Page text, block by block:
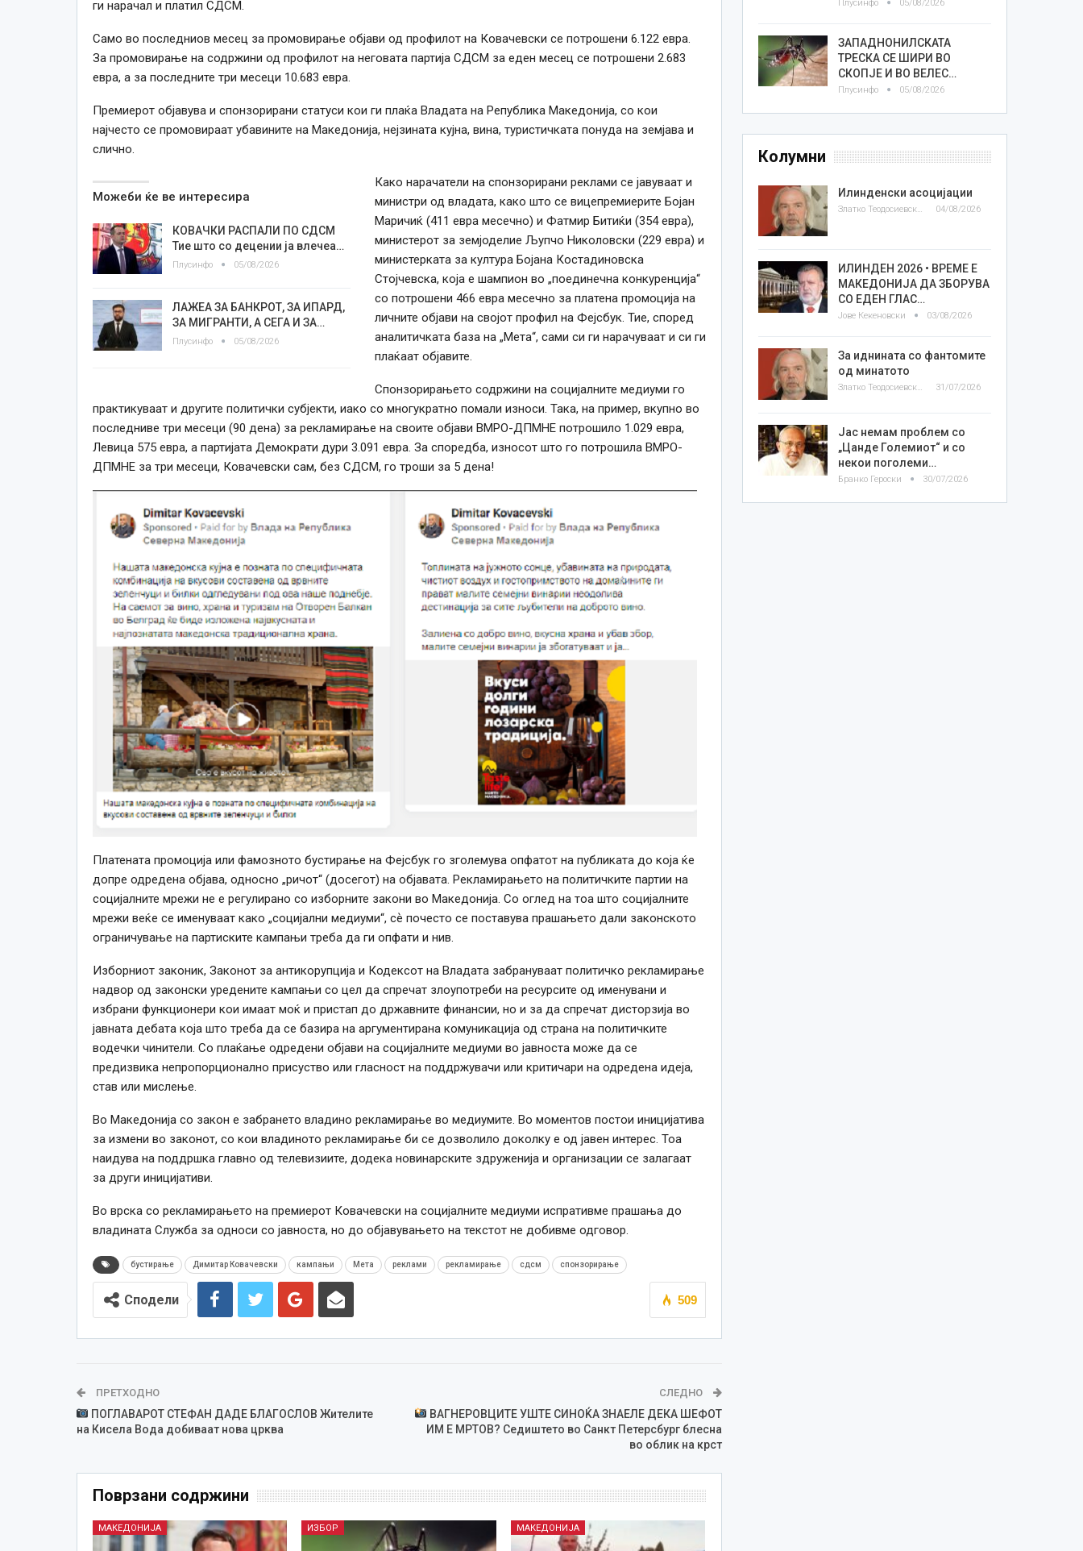
ги нарачал и платил СДСМ.
Само во последниов месец за промовирање објави од профилот на Ковачевски се потрошени 6.122 евра.
За промовирање на содржини од профилот на неговата партија СДСМ за еден месец се потрошени 2.683
евра, а за последните три месеци 10.683 евра.
Премиерот објавува и спонзорирани статуси кои ги плаќа Владата на Република Македонија, со кои
најчесто се промовираат убавините на Македонија, нејзината кујна, вина, туристичката понуда на земјава и
слично.
Можеби ќе ве интересира
КОВАЧКИ РАСПАЛИ ПО СДСМ
Тие што со децении ја влечеа…
Плусинфо 05/08/2026
ЛАЖЕА ЗА БАНКРОТ, ЗА ИПАРД,
ЗА МИГРАНТИ, А СЕГА И ЗА…
Плусинфо 05/08/2026
Како нарачатели на спонзорирани реклами се јавуваат и
министри од владата, како што се вицепремиерите Бојан
Маричиќ (411 евра месечно) и Фатмир Битиќи (354 евра),
министерот за земјоделие Љупчо Николовски (229 евра) и
министерката за култура Бојана Костадиновска
Стојчевска, која е шампион во „поединечна конкуренција“
со потрошени 466 евра месечно за платена промоција на
личните објави на својот профил на Фејсбук. Тие, според
аналитичката база на „Мета“, сами си ги нарачуваат и си ги
плаќаат објавите.
Спонзорирањето содржини на социјалните медиуми го
практикуваат и другите политички субјекти, иако со многукратно помали износи. Така, на пример, вкупно во
последниве три месеци (90 дена) за рекламирање на своите објави ВМРО-ДПМНЕ потрошило 1.029 евра,
Левица 575 евра, а партијата Демократи дури 3.091 евра. За споредба, износот што го потрошила ВМРО-
ДПМНЕ за три месеци, Ковачевски сам, без СДСМ, го троши за 5 дена!
Платената промоција или фамозното бустирање на Фејсбук го зголемува опфатот на публиката до која ќе
допре одредена објава, односно „ричот“ (досегот) на објавата. Рекламирањето на политичките партии на
социјалните мрежи не е регулирано со изборните закони во Македонија. Со оглед на тоа што социјалните
мрежи веќе се именуваат како „социјални медиуми“, сѐ почесто се поставува прашањето дали законското
ограничување на партиските кампањи треба да ги опфати и нив.
Изборниот законик, Законот за антикорупција и Кодексот на Владата забрануваат политичко рекламирање
надвор од законски уредените кампањи со цел да спречат злоупотреби на ресурсите од именувани и
избрани функционери кои имаат моќ и пристап до државните финансии, но и за да спречат дисторзија во
јавната дебата која што треба да се базира на аргументирана комуникација од страна на политичките
водечки чинители. Со плаќање одредени објави на социјалните медиуми во јавноста може да се
предизвика непропорционално присуство или гласност на поддржувачи или критичари на одредена идеја,
став или мислење.
Во Македонија со закон е забрането владино рекламирање во медиумите. Во моментов постои иницијатива
за измени во законот, со кои владиното рекламирање би се дозволило доколку е од јавен интерес. Тоа
наидува на поддршка главно од телевизиите, додека новинарските здруженија и организации се залагаат
за други иницијативи.
Во врска со рекламирањето на премиерот Ковачевски на социјалните медиуми испративме прашања до
владината Служба за односи со јавноста, но до објавувањето на текстот не добивме одговор.
бустирање Димитар Ковачевски кампањи Мета реклами рекламирање сдсм спонзорирање
509
Сподели
ПРЕТХОДНО
ПОГЛАВАРОТ СТЕФАН ДАДЕ БЛАГОСЛОВ Жителите
на Кисела Вода добиваат нова црква
СЛЕДНО
ВАГНЕРОВЦИТЕ УШТЕ СИНОЌА ЗНАЕЛЕ ДЕКА ШЕФОТ
ИМ Е МРТОВ? Седиштето во Санкт Петерсбург блесна
во облик на крст
Поврзани содржини
МАКЕДОНИЈА ИЗБОР МАКЕДОНИЈА
Плусинфо 05/08/2026
ЗАПАДНОНИЛСКАТА
ТРЕСКА СЕ ШИРИ ВО
СКОПЈЕ И ВО ВЕЛЕС…
Плусинфо 05/08/2026
Колумни
Илинденски асоцијации
Златко Теодосиевски 04/08/2026
ИЛИНДЕН 2026 • ВРЕМЕ Е
МАКЕДОНИЈА ДА ЗБОРУВА
СО ЕДЕН ГЛАС…
Јове Кекеновски 03/08/2026
За иднината со фантомите
од минатото
Златко Теодосиевски 31/07/2026
Јас немам проблем со
„Цанде Големиот“ и со
некои поголеми…
Бранко Героски 30/07/2026